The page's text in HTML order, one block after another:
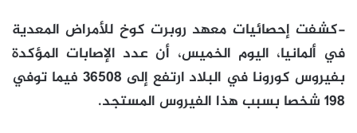
-كشفت إحصائيات معهد روبرت كوخ للأمراض المعدية
في ألمانيا، اليوم الخميس، أن عدد الإصابات المؤكدة
بفيروس كورونا في البلاد ارتفع إلى 36508 فيما توفي
198 شخصا بسبب هذا الفيروس المستجد.